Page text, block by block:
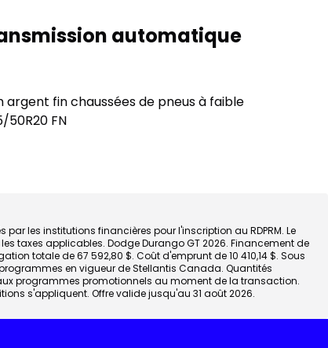
automatique
argent fin chaussées de pneus à faible
50R20 FN
les institutions financières pour l'inscription au RDPRM. Le
taxes applicables. Dodge Durango GT 2026. Financement de
totale de 67 592,80 $. Coût d'emprunt de 10 410,14 $. Sous
en vigueur de Stellantis Canada. Quantités
programmes promotionnels au moment de la transaction.
s'appliquent. Offre valide jusqu'au 31 août 2026.